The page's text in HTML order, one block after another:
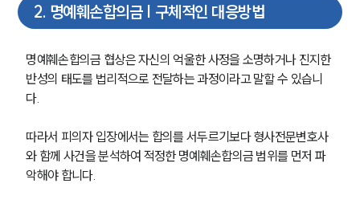
2. 명예훼손합의금 | 구체적인 대응방법
명예훼손합의금 협상은 자신의 억울한 사정을 소명하거나 진지한
반성의 태도를 법리적으로 전달하는 과정이라고 말할 수 있습니
다.
따라서 피의자 입장에서는 합의를 서두르기보다 형사전문변호사
와 함께 사건을 분석하여 적정한 명예훼손합의금 범위를 먼저 파
악해야 합니다.